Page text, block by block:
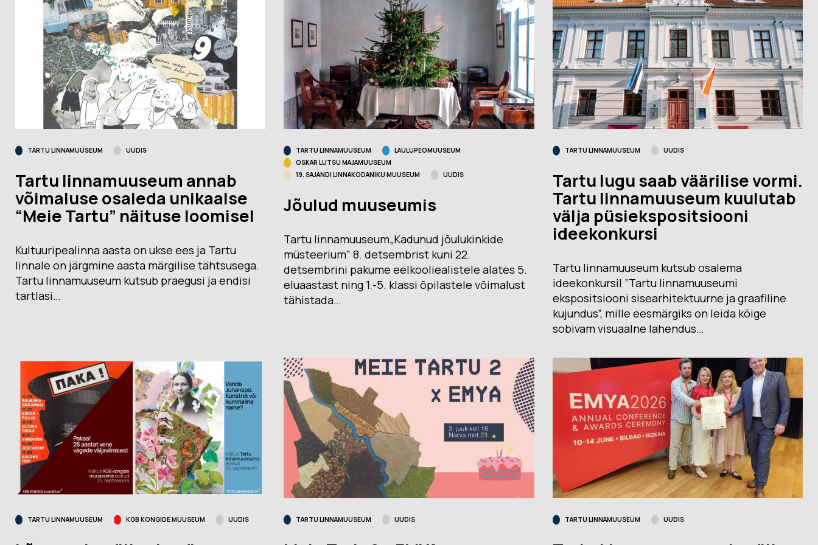
TARTU LINNAMUUSEUM UUDIS
Tartu linnamuuseum annab
võimaluse osaleda unikaalse
“Meie Tartu” näituse loomisel
Kultuuripealinna aasta on ukse ees ja Tartu
linnale on järgmine aasta märgilise tähtsusega.
Tartu linnamuuseum kutsub praegusi ja endisi
tartlasi…
TARTU LINNAMUUSEUM
LAULUPEOMUUSEUM
OSKAR LUTSU MAJAMUUSEUM
19. SAJANDI LINNAKODANIKU MUUSEUM
UUDIS
Jõulud muuseumis
Tartu linnamuuseum„Kadunud jõulukinkide
müsteerium” 8. detsembrist kuni 22.
detsembrini pakume eelkooliealistele alates 5.
eluaastast ning 1.-5. klassi õpilastele võimalust
tähistada…
TARTU LINNAMUUSEUM UUDIS
Tartu lugu saab väärilise vormi.
Tartu linnamuuseum kuulutab
välja püsiekspositsiooni
ideekonkursi
Tartu linnamuuseum kutsub osalema
ideekonkursil ”Tartu linnamuuseumi
ekspositsiooni sisearhitektuurne ja graafiline
kujundus”, mille eesmärgiks on leida kõige
sobivam visuaalne lahendus…
TARTU LINNAMUUSEUM KGB KONGIDE MUUSEUM UUDIS TARTU LINNAMUUSEUM UUDIS TARTU LINNAMUUSEUM UUDIS